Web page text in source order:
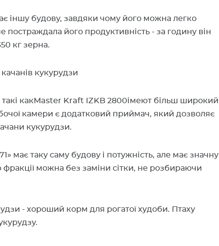
іншу будову, завдяки чому його можна легко
його продуктивність - за годину він
кг зерна.
кукурудзи
такі какMaster Kraft IZKB 2800імеют більш широкий
камери є додатковий приймач, який дозволяє
кукурудзи.
має таку саму будову і потужність, але має значну
фракції можна без заміни сітки, не розбираючи
- хороший корм для рогатої худоби. Птаху